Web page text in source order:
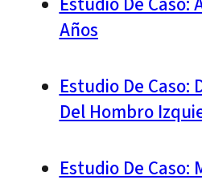
Años
Estudio De
Del Hombro
Estudio De Caso: